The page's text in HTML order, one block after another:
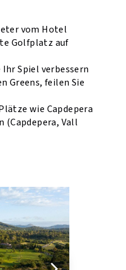
vom Hotel
Golfplatz auf
Spiel verbessern
Greens, feilen Sie
wie Capdepera
(Capdepera, Vall